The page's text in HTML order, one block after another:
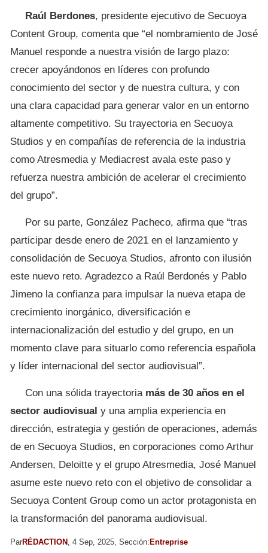
Raúl Berdones, presidente ejecutivo de Secuoya
Content Group, comenta que “el nombramiento de José
Manuel responde a nuestra visión de largo plazo:
crecer apoyándonos en líderes con profundo
conocimiento del sector y de nuestra cultura, y con
una clara capacidad para generar valor en un entorno
altamente competitivo. Su trayectoria en Secuoya
Studios y en compañías de referencia de la industria
como Atresmedia y Mediacrest avala este paso y
refuerza nuestra ambición de acelerar el crecimiento
del grupo”.
Por su parte, González Pacheco, afirma que “tras
participar desde enero de 2021 en el lanzamiento y
consolidación de Secuoya Studios, afronto con ilusión
este nuevo reto. Agradezco a Raúl Berdonés y Pablo
Jimeno la confianza para impulsar la nueva etapa de
crecimiento inorgánico, diversificación e
internacionalización del estudio y del grupo, en un
momento clave para situarlo como referencia española
y líder internacional del sector audiovisual”.
Con una sólida trayectoria más de 30 años en el
sector audiovisual y una amplia experiencia en
dirección, estrategia y gestión de operaciones, además
de en Secuoya Studios, en corporaciones como Arthur
Andersen, Deloitte y el grupo Atresmedia, José Manuel
asume este nuevo reto con el objetivo de consolidar a
Secuoya Content Group como un actor protagonista en
la transformación del panorama audiovisual.
ParRÉDACTION , 4 Sep, 2025, Sección: Entreprise